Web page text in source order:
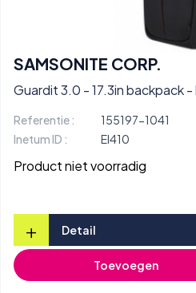
SAMSONITE CORP.
Guardit 3.0 - 17.3in backpack -
Referentie :
155197-1041
Inetum ID :
EI410
Product niet voorradig
+ Detail
Toevoegen